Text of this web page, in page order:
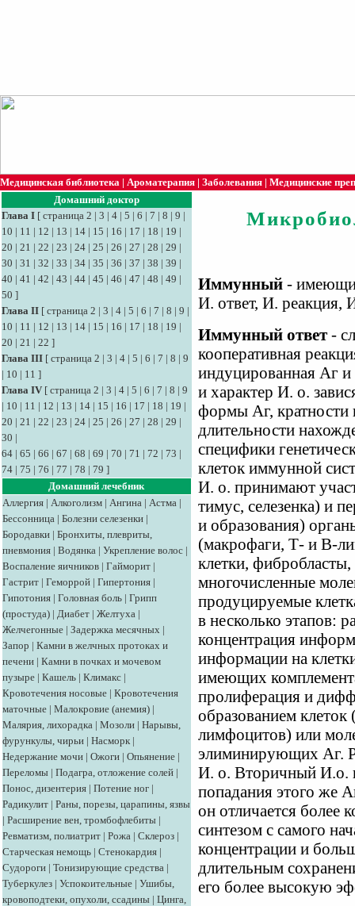
Медицинская библиотека | Ароматерапия | Заболевания | Медицинские
Домашний доктор
Глава I [ страница 2 | 3 | 4 | 5 | 6 | 7 | 8 | 9 |
10 | 11 | 12 | 13 | 14 | 15 | 16 | 17 | 18 | 19 |
20 | 21 | 22 | 23 | 24 | 25 | 26 | 27 | 28 | 29 |
30 | 31 | 32 | 33 | 34 | 35 | 36 | 37 | 38 | 39 |
40 | 41 | 42 | 43 | 44 | 45 | 46 | 47 | 48 | 49 |
50 ]
Глава II [ страница 2 | 3 | 4 | 5 | 6 | 7 | 8 | 9 |
10 | 11 | 12 | 13 | 14 | 15 | 16 | 17 | 18 | 19 |
20 | 21 | 22 ]
Глава III [ страница 2 | 3 | 4 | 5 | 6 | 7 | 8 | 9
| 10 | 11 ]
Глава IV [ страница 2 | 3 | 4 | 5 | 6 | 7 | 8 | 9
| 10 | 11 | 12 | 13 | 14 | 15 | 16 | 17 | 18 | 19 |
20 | 21 | 22 | 23 | 24 | 25 | 26 | 27 | 28 | 29 |
30 |
64 | 65 | 66 | 67 | 68 | 69 | 70 | 71 | 72 | 73 |
74 | 75 | 76 | 77 | 78 | 79 ]
Домашний лечебник
Аллергия | Алкоголизм | Ангина | Астма |
Бессонница | Болезни селезенки |
Бородавки | Бронхиты, плевриты,
пневмония | Водянка | Укрепление волос |
Воспаление яичников | Гайморит |
Гастрит | Геморрой | Гипертония |
Гипотония | Головная боль | Грипп
(простуда) | Диабет | Желтуха |
Желчегонные | Задержка месячных |
Запор | Камни в желчных протоках и
печени | Камни в почках и мочевом
пузыре | Кашель | Климакс |
Кровотечения носовые | Кровотечения
маточные | Малокровие (анемия) |
Малярия, лихорадка | Мозоли | Нарывы,
фурункулы, чирьи | Насморк |
Недержание мочи | Ожоги | Опьянение |
Переломы | Подагра, отложение солей |
Понос, дизентерия | Потение ног |
Радикулит | Раны, порезы, царапины, язвы
| Расширение вен, тромбофлебиты |
Ревматизм, полиатрит | Рожа | Склероз |
Старческая немощь | Стенокардия |
Судороги | Тонизирующие средства |
Туберкулез | Успокоительные | Ушибы,
кровоподтеки, опухоли, ссадины | Цинга,
Иммунный -
И. ответ, И. реакция,
Иммунный ответ -
кооперативная
индуцированная Аг и
и характер И. о.
формы Аг, кратности
длительности
специфики
клеток иммунной
И. о. принимают
тимус, селезенка) и
и образования)
(макрофаги, Т- и В-
клетки,
многочисленные
продуцируемые
в несколько этапов:
концентрация
информации на
имеющих
пролиферация и
образованием
лимфоцитов) или
элиминирующих Аг.
И. о. Вторичный И.о.
попадания этого же
он отличается более
синтезом с самого
концентрации и
длительным
его более высокую